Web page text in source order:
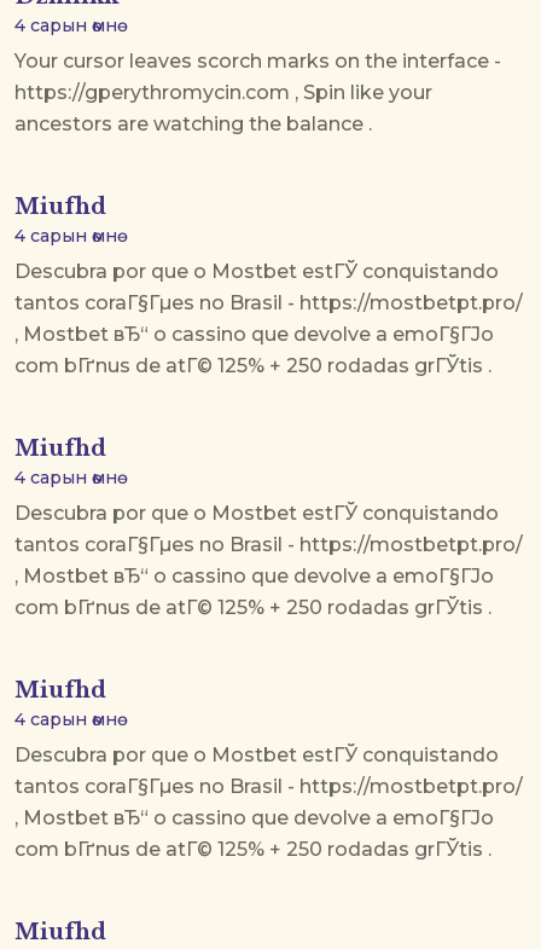
4 сарын өмнө
Your cursor leaves scorch marks on the interface -
https://gperythromycin.com , Spin like your
ancestors are watching the balance .
Miufhd
4 сарын өмнө
Descubra por que o Mostbet estГЎ conquistando
tantos coraГ§Гµes no Brasil - https://mostbetpt.pro/
, Mostbet вЂ“ o cassino que devolve a emoГ§ГЈo
com bГґnus de atГ© 125% + 250 rodadas grГЎtis .
Miufhd
4 сарын өмнө
Descubra por que o Mostbet estГЎ conquistando
tantos coraГ§Гµes no Brasil - https://mostbetpt.pro/
, Mostbet вЂ“ o cassino que devolve a emoГ§ГЈo
com bГґnus de atГ© 125% + 250 rodadas grГЎtis .
Miufhd
4 сарын өмнө
Descubra por que o Mostbet estГЎ conquistando
tantos coraГ§Гµes no Brasil - https://mostbetpt.pro/
, Mostbet вЂ“ o cassino que devolve a emoГ§ГЈo
com bГґnus de atГ© 125% + 250 rodadas grГЎtis .
Miufhd